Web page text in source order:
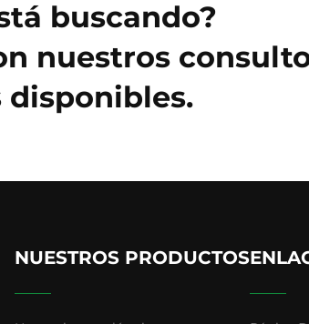
buscando?
nuestros
NUESTROS PRODUCTOS